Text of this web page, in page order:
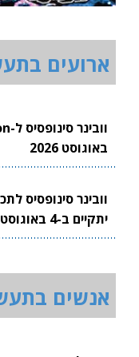
ארועים
באוגוסט 2026
יתקיים ב-4 באוגוסט 2026
אנשים